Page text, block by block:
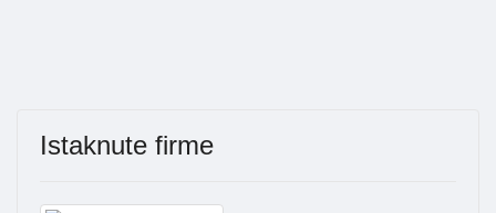
Istaknute firme